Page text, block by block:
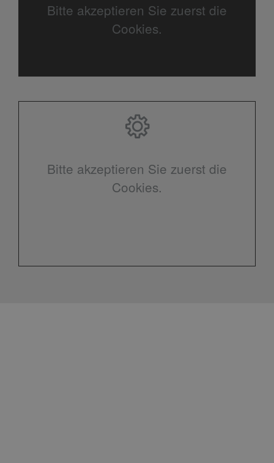
Bitte akzeptieren Sie zuerst die
Cookies.
Bitte akzeptieren Sie zuerst die
Cookies.